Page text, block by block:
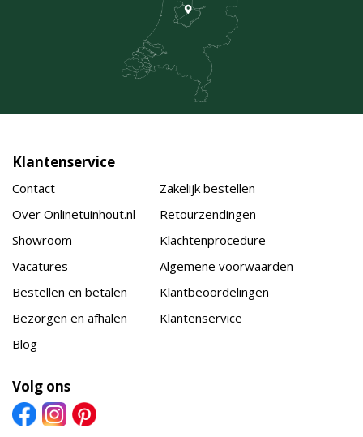
Klantenservice
Contact
Over Onlinetuinhout.nl
Showroom
Vacatures
Bestellen en betalen
Bezorgen en afhalen
Blog
Zakelijk bestellen
Retourzendingen
Klachtenprocedure
Algemene voorwaarden
Klantbeoordelingen
Klantenservice
Volg ons